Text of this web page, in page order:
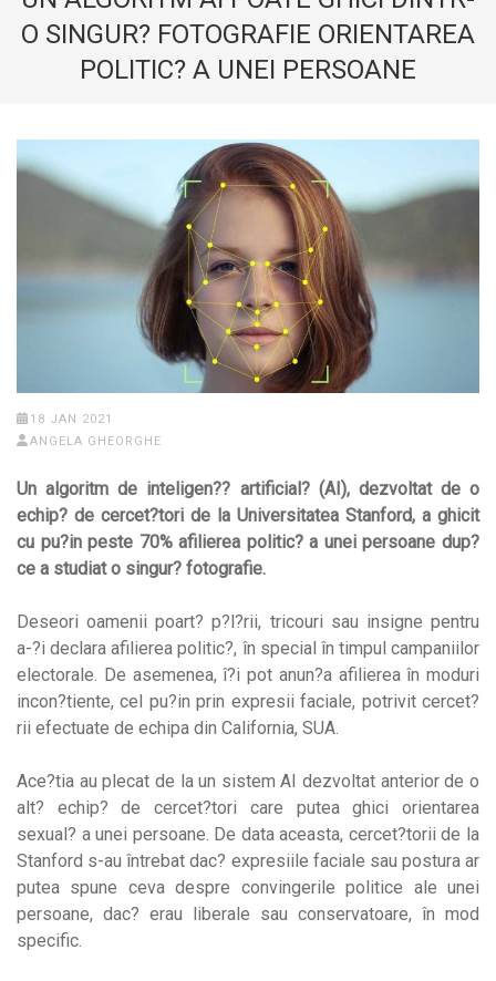
O SINGUR? FOTOGRAFIE ORIENTAREA
POLITIC? A UNEI PERSOANE
18 JAN 2021
ANGELA GHEORGHE
Un algoritm de inteligen?? artificial? (AI), dezvoltat de o
echip? de cercet?tori de la Universitatea Stanford, a ghicit
cu pu?in peste 70% afilierea politic? a unei persoane dup?
ce a studiat o singur? fotografie.
Deseori oamenii poart? p?l?rii, tricouri sau insigne pentru
a-?i declara afilierea politic?, în special în timpul campaniilor
electorale. De asemenea, î?i pot anun?a afilierea în moduri
incon?tiente, cel pu?in prin expresii faciale, potrivit cercet?
rii efectuate de echipa din California, SUA.
Ace?tia au plecat de la un sistem AI dezvoltat anterior de o
alt? echip? de cercet?tori care putea ghici orientarea
sexual? a unei persoane. De data aceasta, cercet?torii de la
Stanford s-au întrebat dac? expresiile faciale sau postura ar
putea spune ceva despre convingerile politice ale unei
persoane, dac? erau liberale sau conservatoare, în mod
specific.